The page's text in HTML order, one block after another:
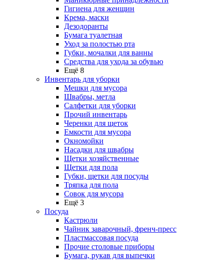
Гигиена для женщин
Крема, маски
Дезодоранты
Бумага туалетная
Уход за полостью рта
Губки, мочалки для ванны
Средства для ухода за обувью
Ещё 8
Инвентарь для уборки
Мешки для мусора
Швабры, метла
Салфетки для уборки
Прочий инвентарь
Черенки для щеток
Емкости для мусора
Окномойки
Насадки для швабры
Щетки хозяйственные
Щетки для пола
Губки, щетки для посуды
Тряпка для пола
Совок для мусора
Ещё 3
Посуда
Кастрюли
Чайник заварочный, френч-пресс
Пластмассовая посуда
Прочие столовые приборы
Бумага, рукав для выпечки